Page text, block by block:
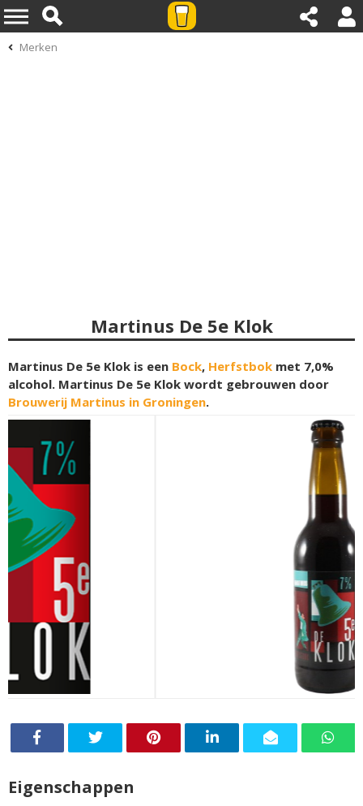
Merken
Martinus De 5e Klok
Martinus De 5e Klok is een Bock, Herfstbok met 7,0%
alcohol. Martinus De 5e Klok wordt gebrouwen door
Brouwerij Martinus in Groningen.
Eigenschappen